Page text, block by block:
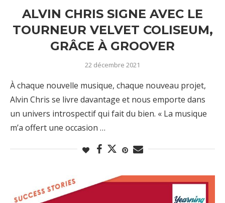
ALVIN CHRIS SIGNE AVEC LE
TOURNEUR VELVET COLISEUM,
GRÂCE À GROOVER
22 décembre 2021
À chaque nouvelle musique, chaque nouveau projet,
Alvin Chris se livre davantage et nous emporte dans
un univers introspectif qui fait du bien. « La musique
m’a offert une occasion …